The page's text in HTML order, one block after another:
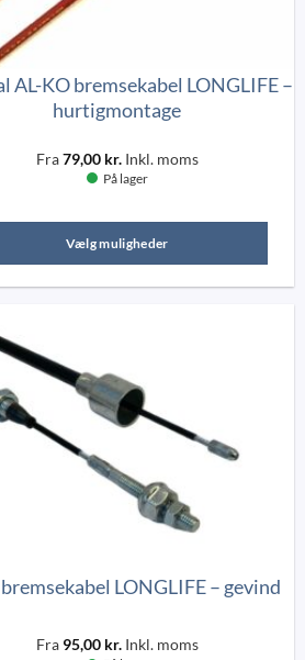
AL-KO bremsekabel LONGLIFE –
hurtigmontage
Fra79,00 kr.Inkl. moms
På lager
Vælg muligheder
Dette
varianter.
Mulighederne
vælges
på
varesiden
LONGLIFE – gevind
Fra 95,00 kr.Inkl. moms